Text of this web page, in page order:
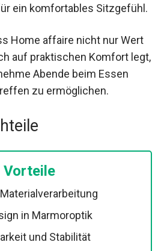
ein komfortables Sitzgefühl.
Home affaire nicht nur Wert
auf praktischen Komfort legt,
Abende beim Essen
zu ermöglichen.
Vorteile
in Marmoroptik
und Stabilität